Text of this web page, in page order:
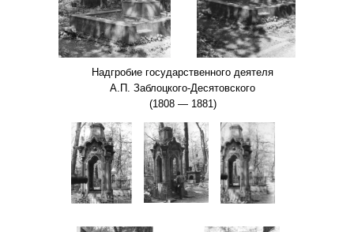
Надгробие государственного деятеля
А.П. Заблоцкого-Десятовского
(1808 — 1881)